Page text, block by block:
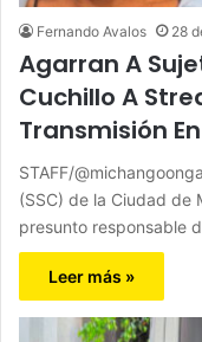
Fernando Avalos 28
Agarran A
Cuchillo A
Transmisión
STAFF/
(SSC) de la Ciudad de
presunto responsable
Leer más »